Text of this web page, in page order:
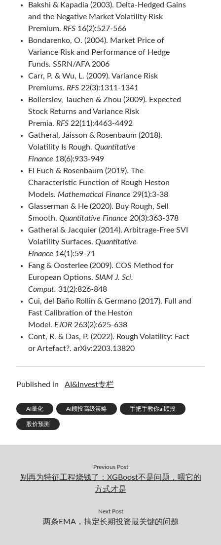
Bakshi & Kapadia (2003). Delta-Hedged Gains
and the Negative Market Volatility Risk
Premium. RFS 16(2):527-566
Bondarenko, O. (2004). Market Price of
Variance Risk and Performance of Hedge
Funds. SSRN/AFA 2006
Carr, P. & Wu, L. (2009). Variance Risk
Premiums. RFS 22(3):1311-1341
Bollerslev, Tauchen & Zhou (2009). Expected
Stock Returns and Variance Risk
Premia. RFS 22(11):4463-4492
Gatheral, Jaisson & Rosenbaum (2018).
Volatility Is Rough.Quantitative
Finance 18(6):933-949
El Euch & Rosenbaum (2019). The
Characteristic Function of Rough Heston
Models. Mathematical Finance 29(1):3-38
Glasserman & He (2020). Buy Rough, Sell
Smooth.Quantitative Finance 20(3):363-378
Gatheral & Jacquier (2014). Arbitrage-Free SVI
Volatility Surfaces.Quantitative
Finance 14(1):59-71
Fang & Oosterlee (2009). COS Method for
European Options.SIAM J. Sci.
Comput. 31(2):826-848
Cui, del Baño Rollin & Germano (2017). Full and
Fast Calibration of the Heston
Model. EJOR 263(2):625-638
Cont, R. & Das, P. (2022). Rough Volatility: Fact
or Artefact?. arXiv:2203.13820
Published in AI&Invest专栏
AI量化 AI顾投高级策略 手把手教你ai顾投
股价预测
Previous Post
别再为特征工程烧钱了：XGBoost不是问题，喂它的
方式才是
Next Post
两条EMA，搞定长期投资最关键的问题